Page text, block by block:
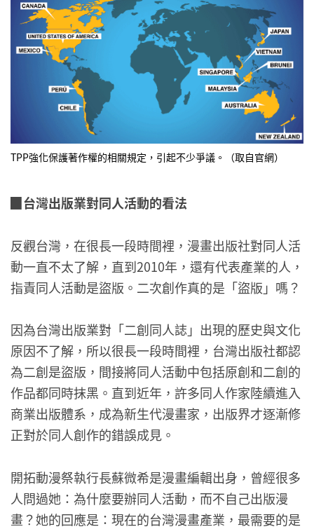
TPP強化保護著作權的相關規定，引起不少爭議。（取自官網）
▉台灣出版業對同人活動的看法
反觀台灣，在很長一段時間裡，漫畫出版社對同人活
動一直不太了解，直到2010年，還有代表產業的人，
指責同人活動是盜版。二次創作真的是「盜版」嗎？
因為台灣出版業對「二創同人誌」出現的歷史與文化
原因不了解，所以很長一段時間裡，台灣出版社都認
為二創是盜版，間接將同人活動中包括原創和二創的
作品都同時抹黑。直到近年，許多同人作家陸續進入
商業出版體系，成為新生代漫畫家，出版界才逐漸修
正對於同人創作的錯誤成見。
開拓動漫祭執行長蘇微希是漫畫編輯出身，曾經很多
人問過她：為什麼要辦同人活動，而不自己出版漫
畫？她的回應是：現在的台灣漫畫產業，最需要的是